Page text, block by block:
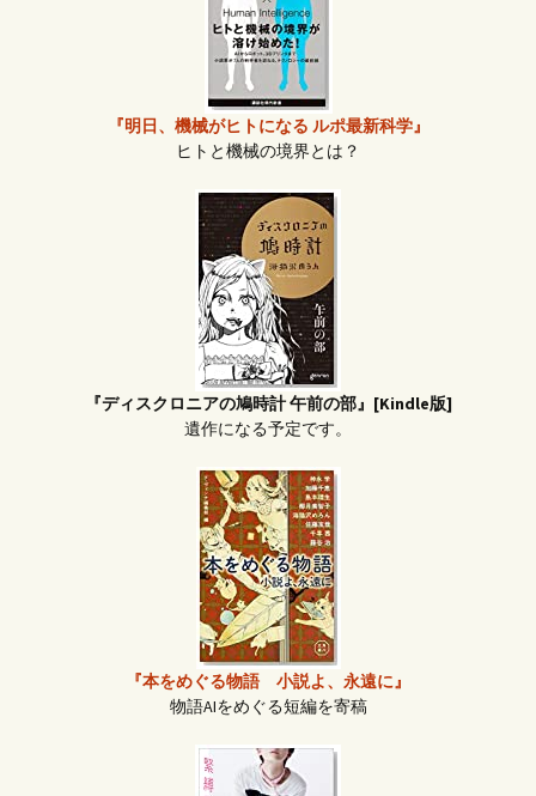
『明日、機械がヒトになる ルポ最新科学』
ヒトと機械の境界とは？
『ディスクロニアの鳩時計 午前の部』[Kindle版]
遺作になる予定です。
『本をめぐる物語 小説よ、永遠に』
物語AIをめぐる短編を寄稿